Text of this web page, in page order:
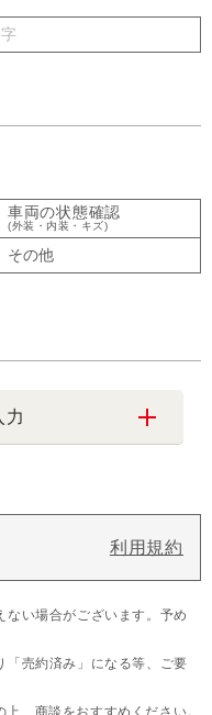
車両の状態確認
(外装・内装・キズ)
その他
力
利用規約
ない場合がございます。予め
「売約済み」になる等、ご要
、商談をおすすめください。